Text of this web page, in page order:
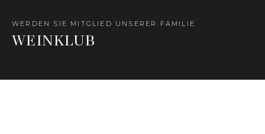
WERDEN SIE MITGLIED UNSERER FAMILIE
WEINKLUB